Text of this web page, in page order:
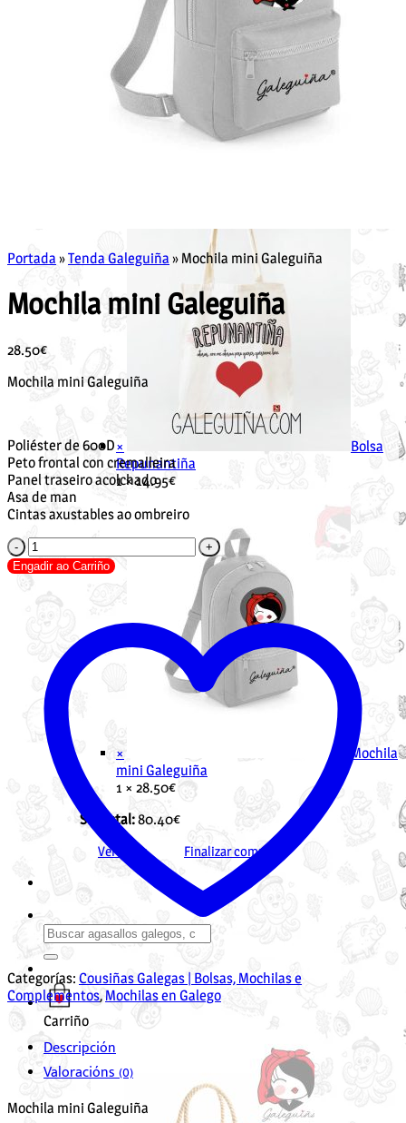
×
Bolsa
Repunantiña
1 ×14.95€
×
Mochila
mini Galeguiña
1 × 28.50€
Subtotal:80.40€
Ver cesta
Finalizar compra
Buscar
por:
Carriño
Portada »Tenda Galeguiña » Mochila mini Galeguiña
Mochila mini Galeguiña
28.50€
Mochila mini Galeguiña
Poliéster de 600D
Peto frontal con cremalleira
Panel traseiro acolchado
Asa de man
Cintas axustables ao ombreiro
Mochila
mini
Galeguiña
cantidade
Engadir ao Carriño
Categorías: Cousiñas Galegas | Bolsas, Mochilas e
Complementos, Mochilas en Galego
Descripción
Valoracións (0)
Mochila mini Galeguiña